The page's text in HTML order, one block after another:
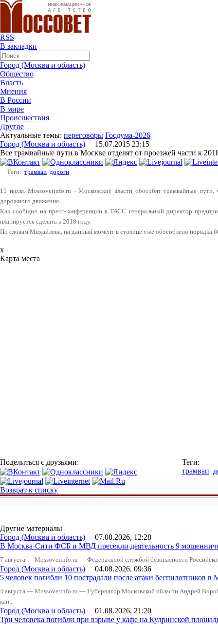
RSS
В закладки
Город (Москва и область)
Общество
Власть
Мнения
В России
В мире
Происшествия
Другое
Актуальные темы: переговоры Госдума-2026
Город (Москва и область) 15.07.2015 23:15
Все трамвайные пути в Москве отделят от проезжей части к
Теги: трамваи дороги
15 июля. Mossovetinfo.ru - Московские власти обособят трамвайные пути,
дорожного движения.
Как сообщил на пресс-конференции в ТАСС генеральный директор
планируется сделать к 2018 году.
По словам Михайлова, на данный момент в столице уже обособлено порядка
x
Карта места
Поделиться с друзьями:
Теги:
трамваи
Возврат к списку
Другие материалы
Город (Москва и область) 07.08.2026, 12:28
В Москва-Сити ФСБ и МВД пресекли деятельность 9
7 августа — Mossovetinfo.ru — Федеральной службой безопасности
Город (Москва и область) 04.08.2026, 09:36
5 человек погибли 10 пострадали после атаки беспилотников в
4 августа — Mossovetinfo.ru — Губернатор Московской области Андрей
кан...
Город (Москва и область) 01.08.2026, 21:20
Три человека погибли при взрыве у кафе на Кудринской